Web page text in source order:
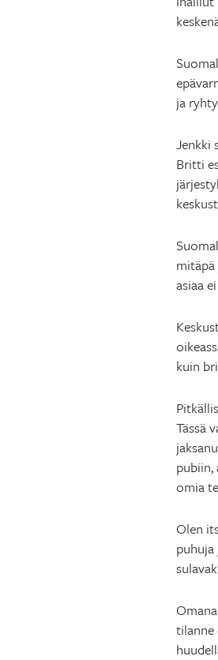
ja
Jenkki
Britti
asiaa
kuin
Tässä
pubiin,
omia
Olen
tilanne